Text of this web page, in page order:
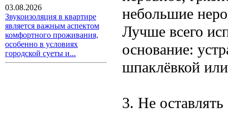
03.08.2026
Звукоизоляция в квартире
является важным аспектом
комфортного проживания,
особенно в условиях
городской суеты и...
небольшие
Лучше всего
основание:
шпаклёвкой
3. Не